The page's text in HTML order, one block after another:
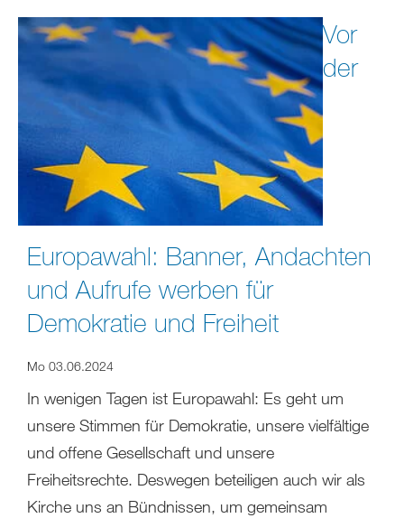
Vor
der
Europawahl: Banner, Andachten
und Aufrufe werben für
Demokratie und Freiheit
Mo 03.06.2024
In wenigen Tagen ist Europawahl: Es geht um
unsere Stimmen für Demokratie, unsere vielfältige
und offene Gesellschaft und unsere
Freiheitsrechte. Deswegen beteiligen auch wir als
Kirche uns an Bündnissen, um gemeinsam